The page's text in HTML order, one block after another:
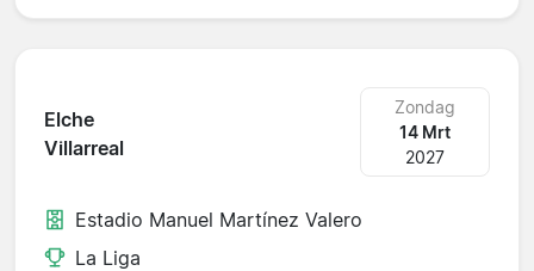
Elche
Villarreal
Zondag
14 Mrt
2027
Estadio Manuel Martínez Valero
La Liga